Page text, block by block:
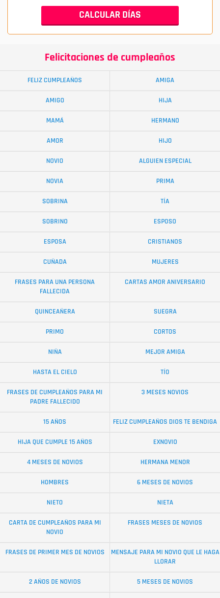
Felicitaciones de cumpleaños
FELIZ CUMPLEAÑOS AMIGA
AMIGO HIJA
MAMÁ HERMANO
AMOR HIJO
NOVIO ALGUIEN ESPECIAL
NOVIA PRIMA
SOBRINA TÍA
SOBRINO ESPOSO
ESPOSA CRISTIANOS
CUÑADA MUJERES
FRASES PARA UNA PERSONA
FALLECIDA
CARTAS AMOR ANIVERSARIO
QUINCEAÑERA SUEGRA
PRIMO CORTOS
NIÑA MEJOR AMIGA
HASTA EL CIELO TÍO
FRASES DE CUMPLEAÑOS PARA MI
PADRE FALLECIDO
3 MESES NOVIOS
15 AÑOS FELIZ CUMPLEAÑOS DIOS TE BENDIGA
HIJA QUE CUMPLE 15 AÑOS EXNOVIO
4 MESES DE NOVIOS HERMANA MENOR
HOMBRES 6 MESES DE NOVIOS
NIETO NIETA
CARTA DE CUMPLEAÑOS PARA MI
NOVIO
FRASES MESES DE NOVIOS
FRASES DE PRIMER MES DE NOVIOS
MENSAJE PARA MI NOVIO QUE LE HAGA
LLORAR
2 AÑOS DE NOVIOS 5 MESES DE NOVIOS